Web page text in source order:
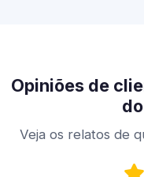
Opiniões de
Veja os relatos de